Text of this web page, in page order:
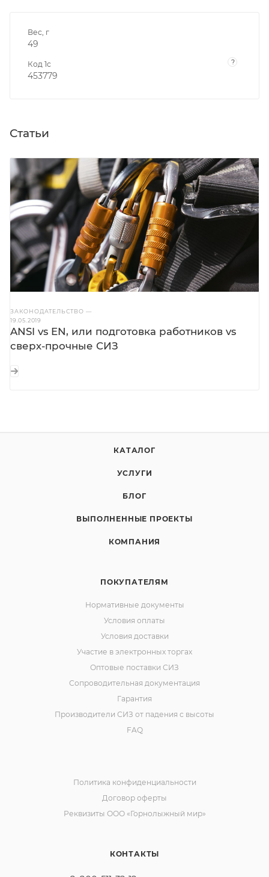
Вес, г
49
Код 1с ?
453779
Статьи
ЗАКОНОДАТЕЛЬСТВО —
19.05.2019
ANSI vs EN, или подготовка работников vs
сверх-прочные СИЗ
КАТАЛОГ
УСЛУГИ
БЛОГ
ВЫПОЛНЕННЫЕ ПРОЕКТЫ
КОМПАНИЯ
ПОКУПАТЕЛЯМ
Нормативные документы
Условия оплаты
Условия доставки
Участие в электронных торгах
Оптовые поставки СИЗ
Сопроводительная документация
Гарантия
Производители СИЗ от падения с высоты
FAQ
КОНТАКТЫ
Политика конфиденциальности
Договор оферты
Реквизиты ООО «Горнолыжный мир»